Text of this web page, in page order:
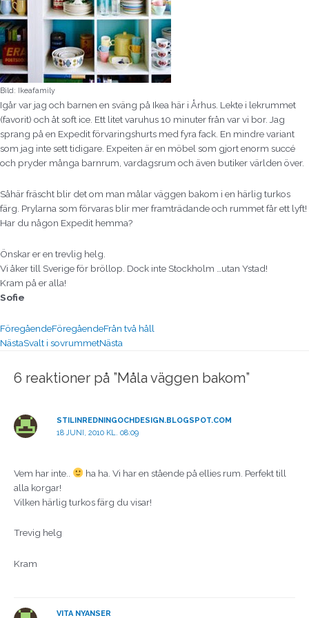
Bild: Ikeafamily
Igår var jag och barnen en sväng på Ikea här i Århus. Lekte i lekrummet
(favorit) och åt soft ice. Ett litet varuhus 10 minuter från var vi bor. Jag
sprang på en Expedit förvaringshurts med fyra fack. En mindre variant
som jag inte sett tidigare. Expeiten är en möbel som gjort enorm succé
och pryder många barnrum, vardagsrum och även butiker världen över.
Såhär fräscht blir det om man målar väggen bakom i en härlig turkos
färg. Prylarna som förvaras blir mer framträdande och rummet får ett lyft!
Har du någon Expedit hemma?
Önskar er en trevlig helg.
Vi åker till Sverige för bröllop. Dock inte Stockholm …utan Ystad!
Kram på er alla!
Sofie
FöregåendeFöregåendeFrån två håll
NästaSvalt i sovrummetNästa
6 reaktioner på ”Måla väggen bakom”
STILINREDNINGOCHDESIGN.BLOGSPOT.COM
18 JUNI, 2010 KL. 08:09
Vem har inte..
ha ha. Vi har en stående på ellies rum. Perfekt till
alla korgar!
Vilken härlig turkos färg du visar!
Trevig helg
Kram
VITA NYANSER